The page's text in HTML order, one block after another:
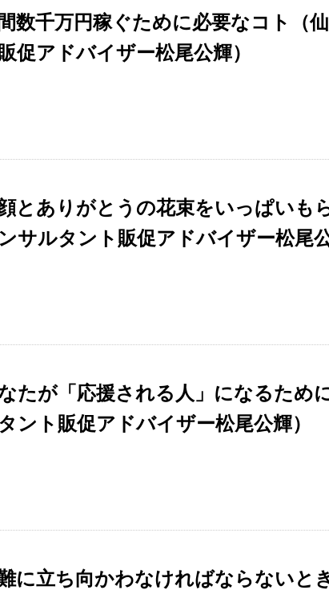
数千万円稼ぐために必要なコト（
促アドバイザー松尾公輝）
とありがとうの花束をいっぱいも
サルタント販促アドバイザー松尾公
たが「応援される人」になるため
ント販促アドバイザー松尾公輝）
に立ち向かわなければならないと